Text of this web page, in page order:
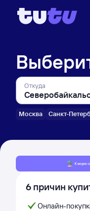
Откуда
Москва Санкт-
6 причин
Онлайн-